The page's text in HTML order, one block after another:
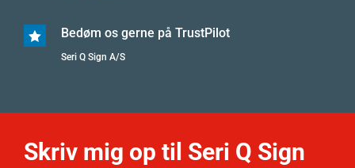
 Bedøm os gerne på TrustPilot
Seri Q Sign A/S
Skriv mig op til Seri Q Sign